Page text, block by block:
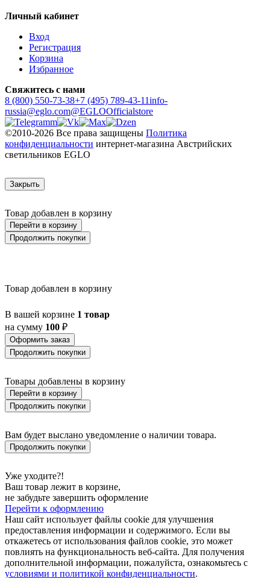
Личный кабинет
Вход
Регистрация
Корзина
Избранное
Свяжитесь с нами
8 (800) 550-73-38+7 (495) 789-43-11info-
russia@eglo.com@EGLOOfficialstore
©2010-2026 Все права защищены Политика
конфиденциальности интернет-магазина Австрийских
светильников EGLO
Закрыть
Товар добавлен в корзину
Перейти в корзину
Продолжить покупки
Товар добавлен в корзину
В вашей корзине 1 товар
на сумму 100 ₽
Оформить заказ
Продолжить покупки
Товары добавлены в корзину
Перейти в корзину
Продолжить покупки
Вам будет выслано уведомление о наличии товара.
Продолжить покупки
Уже уходите?!
Ваш товар лежит в корзине,
не забудьте завершить оформление
Перейти к оформлению
Наш сайт использует файлы cookie для улучшения
предоставления информации и содержимого. Если вы
откажетесь от использования файлов cookie, это может
повлиять на функциональность веб-сайта. Для получения
дополнительной информации, пожалуйста, ознакомьтесь с
условиями и политикой конфиденциальности.